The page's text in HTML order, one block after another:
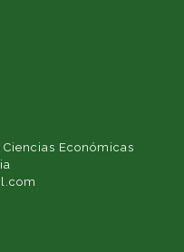
Económicas